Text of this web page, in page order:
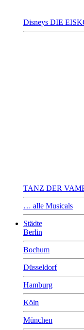
Disneys DIE
TANZ DER
… alle Musicals
Städte
Berlin
Bochum
Düsseldorf
Hamburg
Köln
München